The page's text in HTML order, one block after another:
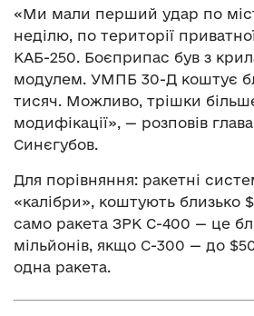
«Ми мали перший удар по
неділю, по території
КАБ-250. Боєприпас був з
модулем. УМПБ 30-Д коштує
тисяч. Можливо, трішки
модифікації», — розповів
Синєгубов.
Для порівняння: ракетні
«калібри», коштують близько
само ракета ЗРК С-400 — це
мільйонів, якщо С-300 — до
одна ракета.